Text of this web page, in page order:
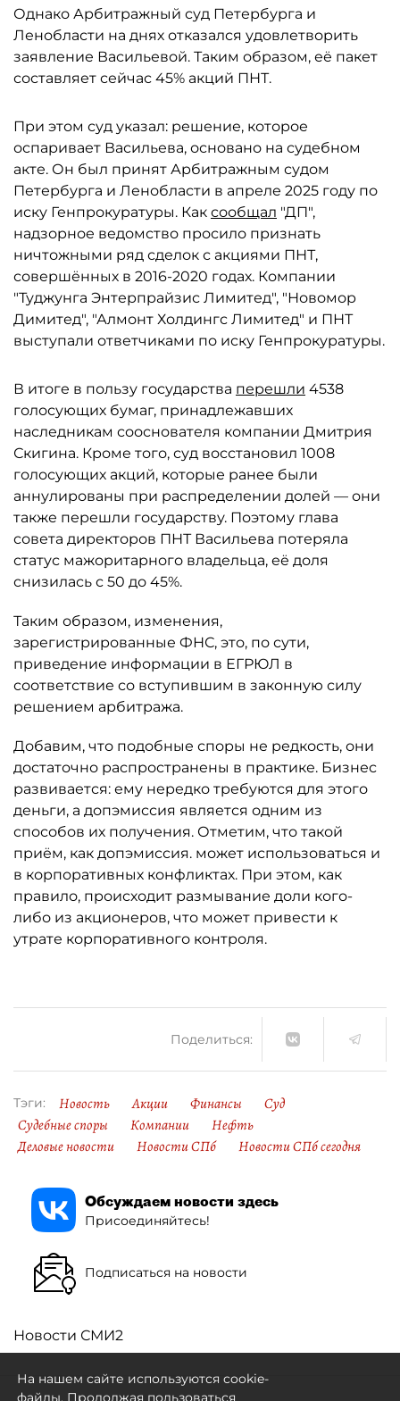
Однако Арбитражный суд Петербурга и
Ленобласти на днях отказался удовлетворить
заявление Васильевой. Таким образом, её пакет
составляет сейчас 45% акций ПНТ.
При этом суд указал: решение, которое
оспаривает Васильева, основано на судебном
акте. Он был принят Арбитражным судом
Петербурга и Ленобласти в апреле 2025 году по
иску Генпрокуратуры. Как сообщал "ДП",
надзорное ведомство просило признать
ничтожными ряд сделок с акциями ПНТ,
совершённых в 2016-2020 годах. Компании
"Туджунга Энтерпрайзис Лимитед", "Новомор
Димитед", "Алмонт Холдингс Лимитед" и ПНТ
выступали ответчиками по иску Генпрокуратуры.
В итоге в пользу государства перешли 4538
голосующих бумаг, принадлежавших
наследникам сооснователя компании Дмитрия
Скигина. Кроме того, суд восстановил 1008
голосующих акций, которые ранее были
аннулированы при распределении долей — они
также перешли государству. Поэтому глава
совета директоров ПНТ Васильева потеряла
статус мажоритарного владельца, её доля
снизилась с 50 до 45%.
Таким образом, изменения,
зарегистрированные ФНС, это, по сути,
приведение информации в ЕГРЮЛ в
соответствие со вступившим в законную силу
решением арбитража.
Добавим, что подобные споры не редкость, они
достаточно распространены в практике. Бизнес
развивается: ему нередко требуются для этого
деньги, а допэмиссия является одним из
способов их получения. Отметим, что такой
приём, как допэмиссия. может использоваться и
в корпоративных конфликтах. При этом, как
правило, происходит размывание доли кого-
либо из акционеров, что может привести к
утрате корпоративного контроля.
Поделиться:
Тэги: Новость Акции Финансы
Суд
Судебные споры
Компании
Нефть
Деловые новости
Новости СПб Новости СПб сегодня
Обсуждаем новости здесь
Присоединяйтесь!
Подписаться на новости
Новости СМИ2
На нашем сайте используются cookie-
файлы. Продолжая пользоваться